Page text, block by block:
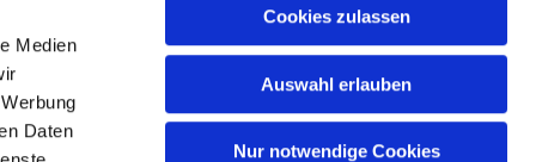
Medien
Daten
Cookies zulassen
Auswahl erlauben
Nur notwendige Cookies